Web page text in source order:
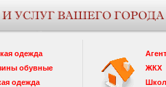
одежда
обувные
одежда
ЖКХ